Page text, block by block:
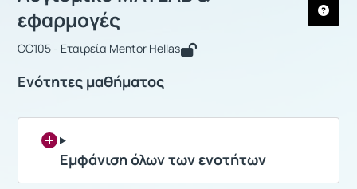
εφαρμογές
CC105 - Εταιρεία Mentor Hellas
Ενότητες μαθήματος
Εμφάνιση όλων των ενοτήτων